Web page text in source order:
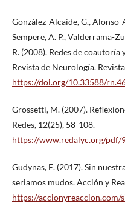
González-Alcaide, G.,
Sempere, A. P., Valderrama-
R. (2008). Redes de
Revista de Neurología.
https://doi.org/10.33588/
Grossetti, M. (2007).
Redes, 12(25), 58-108.
https://www.redalyc.org/pdf/
Gudynas, E. (2017). Sin
seriamos mudos. Acción y
https://accionyreaccion.com/